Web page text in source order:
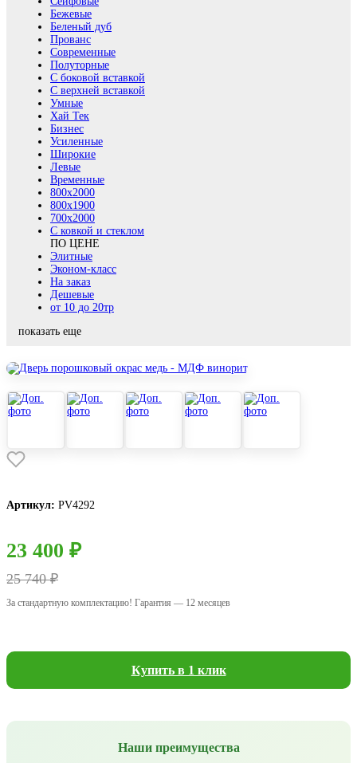
Бежевые
Беленый дуб
Прованс
Современные
Полуторные
С боковой вставкой
С верхней вставкой
Умные
Хай Тек
Бизнес
Усиленные
Широкие
Левые
Временные
800х2000
800x1900
700x2000
С ковкой и стеклом
ПО ЦЕНЕ
Элитные
Эконом-класс
На заказ
Дешевые
от 10 до 20тр
показать еще
Артикул: РV4292
23 400 ₽
25 740 ₽
За стандартную комплектацию! Гарантия — 12 месяцев
Купить в 1 клик
Наши преимущества